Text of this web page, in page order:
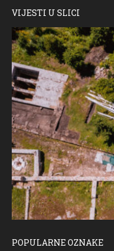
VIJESTI U SLICI
POPULARNE OZNAKE